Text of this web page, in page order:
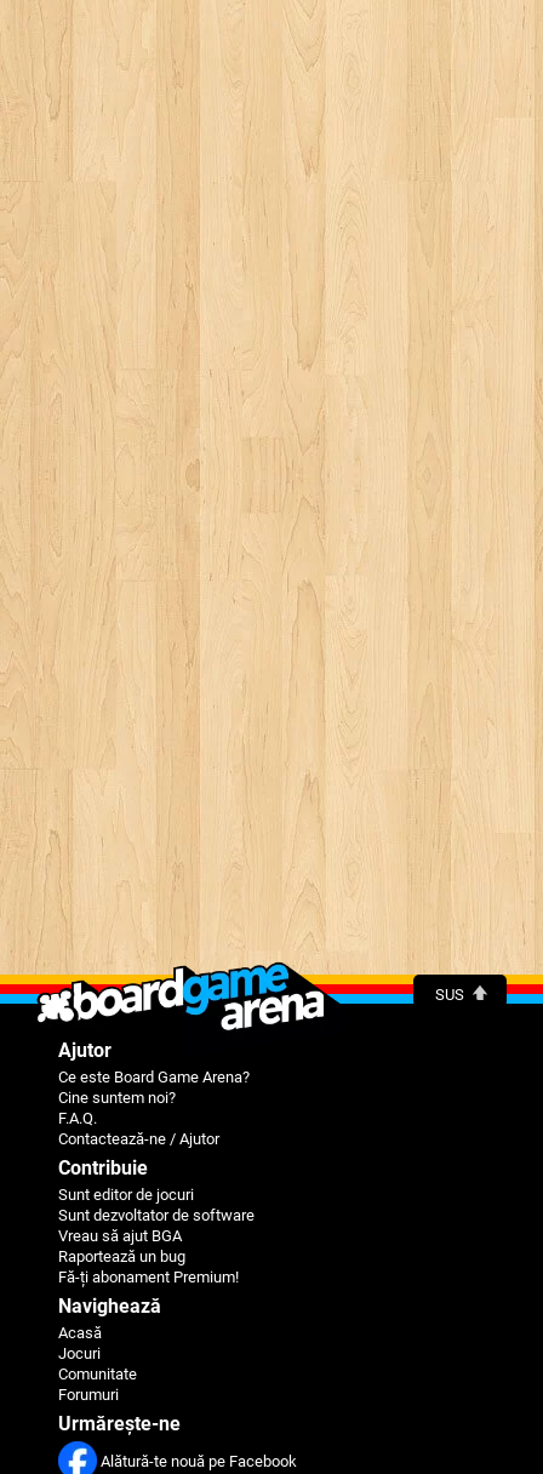
SUS
Ajutor
Ce este Board Game Arena?
Cine suntem noi?
F.A.Q.
Contactează-ne / Ajutor
Contribuie
Sunt editor de jocuri
Sunt dezvoltator de software
Vreau să ajut BGA
Raportează un bug
Fă-ți abonament Premium!
Navighează
Acasă
Jocuri
Comunitate
Forumuri
Urmărește-ne
Alătură-te nouă pe Facebook